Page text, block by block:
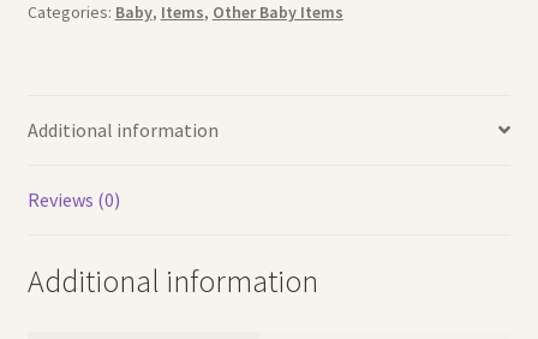
Categories: Baby, Items, Other Baby Items
Additional information
Reviews (0)
Additional information